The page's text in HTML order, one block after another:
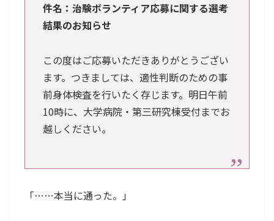
件名：治験ボランティア応募に関する選考
結果のお知らせ
この度はご応募いただきありがとうござい
ます。つきましては、適性判断のための事
前身体検査を行いたく存じます。明日午前
10時に、大学病院・第三研究棟受付までお
越しください。
「……本当に通った。」